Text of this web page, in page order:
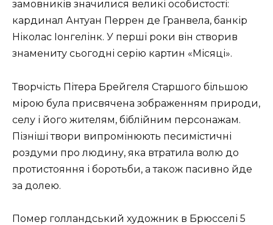
замовників значилися великі особистості:
кардинал Антуан Перрен де Гранвела, банкір
Ніколас Іонгелінк. У перші роки він створив
знамениту сьогодні серію картин «Місяці».
Творчість Пітера Брейгеля Старшого більшою
мірою була присвячена зображенням природи,
селу і його жителям, біблійним персонажам.
Пізніші твори випромінюють песимістичні
роздуми про людину, яка втратила волю до
протистояння і боротьби, а також пасивно йде
за долею.
Помер голландський художник в Брюсселі 5